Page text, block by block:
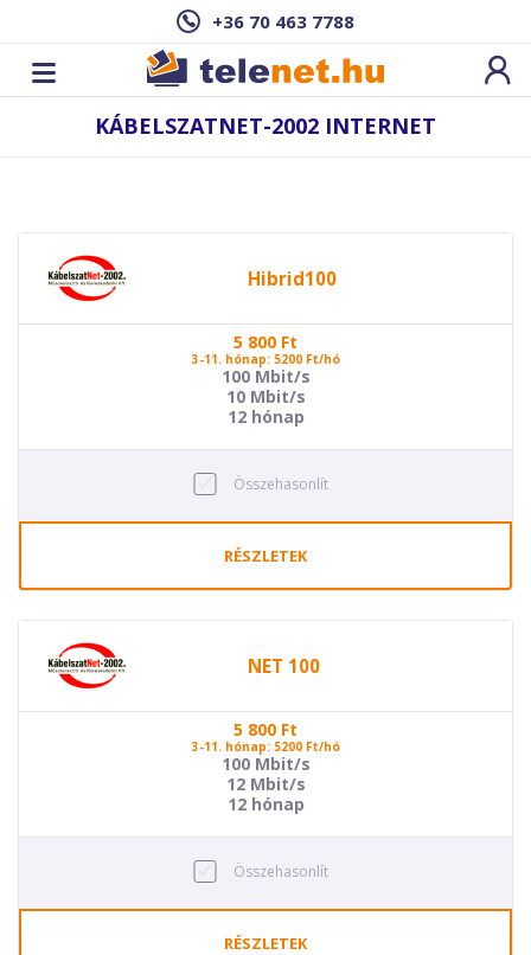
+36 70 463 7788
KÁBELSZATNET-2002 INTERNET
Hibrid100
5 800 Ft
3-11. hónap: 5200 Ft/hó
100 Mbit/s
10 Mbit/s
12 hónap
Összehasonlít
RÉSZLETEK
NET 100
5 800 Ft
3-11. hónap: 5200 Ft/hó
100 Mbit/s
12 Mbit/s
12 hónap
Összehasonlít
RÉSZLETEK